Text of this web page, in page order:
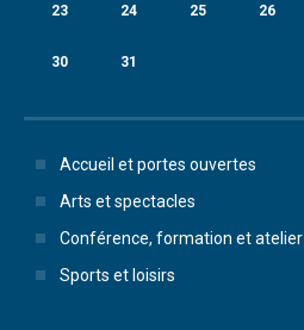
23 24 25 26
30 31
Accueil et portes ouvertes
Arts et spectacles
Conférence, formation et atelier
Sports et loisirs